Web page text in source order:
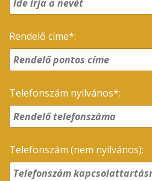
Rendelő címe*:
Telefonszám nyilvános*:
Telefonszám (nem nyilvános):